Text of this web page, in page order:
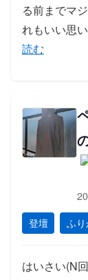
る前までマ
れもいい思
読む
登壇 ふり
はいさい(N